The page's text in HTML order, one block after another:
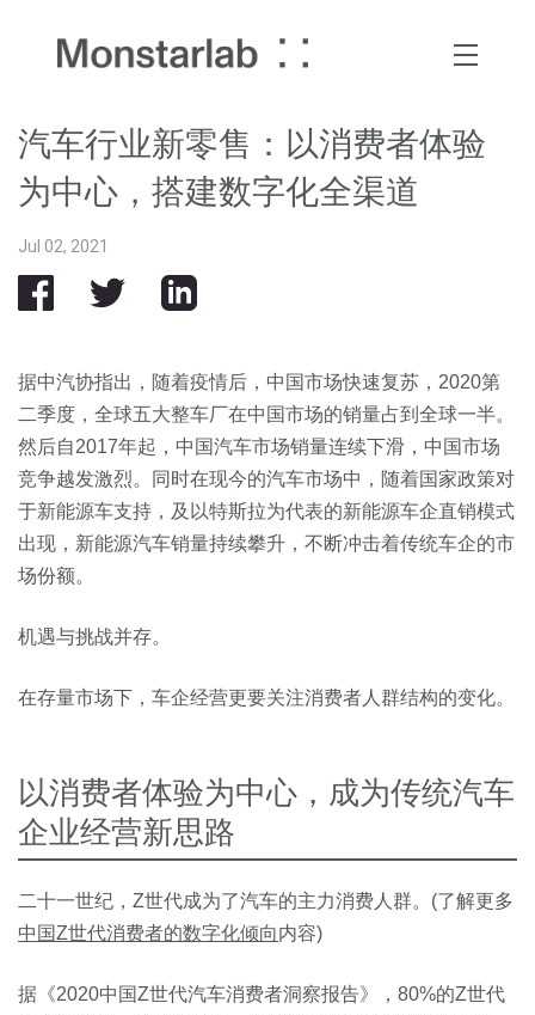
汽车行业新零售：以消费者体验
为中心，搭建数字化全渠道
Jul 02, 2021
据中汽协指出，随着疫情后，中国市场快速复苏，2020第
二季度，全球五大整车厂在中国市场的销量占到全球一半。
然后自2017年起，中国汽车市场销量连续下滑，中国市场
竞争越发激烈。同时在现今的汽车市场中，随着国家政策对
于新能源车支持，及以特斯拉为代表的新能源车企直销模式
出现，新能源汽车销量持续攀升，不断冲击着传统车企的市
场份额。
机遇与挑战并存。
在存量市场下，车企经营更要关注消费者人群结构的变化。
以消费者体验为中心，成为传统汽车
企业经营新思路
二十一世纪， Z世代成为了汽车的主力消费人群。 (了解更多
中国Z世代消费者的数字化倾向内容)
据《2020中国Z世代汽车消费者洞察报告》，80%的Z世代